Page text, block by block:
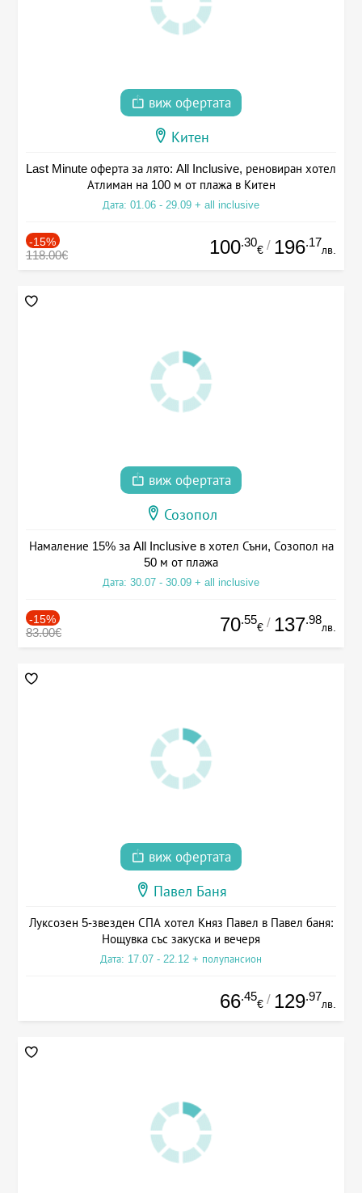
виж офертата
Китен
Last Minute оферта за лято: All Inclusive, реновиран хотел
Атлиман на 100 м от плажа в Китен
Дата: 01.06 - 29.09 + all inclusive
-15%
118.00€ 100.30
€ / 196.17
лв.
виж офертата
Созопол
Намаление 15% за All Inclusive в хотел Съни, Созопол на
50 м от плажа
Дата: 30.07 - 30.09 + all inclusive
-15%
83.00€ 70.55
€ / 137.98
лв.
виж офертата
Павел Баня
Луксозен 5-звезден СПА хотел Княз Павел в Павел баня:
Нощувка със закуска и вечеря
Дата: 17.07 - 22.12 + полупансион
66.45
€ / 129.97
лв.